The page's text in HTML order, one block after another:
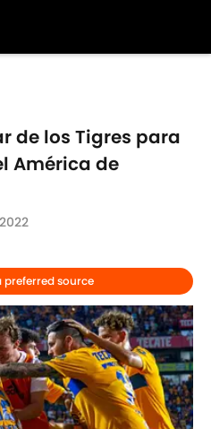
de los Tigres para
América de
preferred source